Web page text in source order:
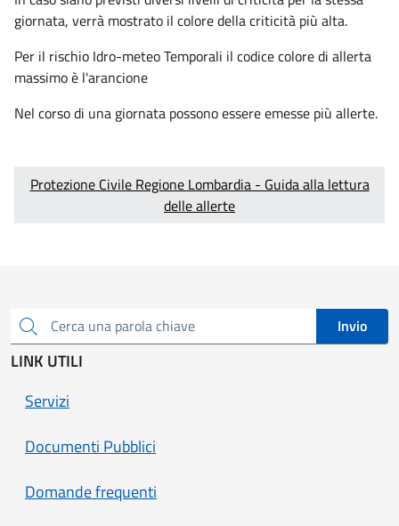
giornata, verrà mostrato il colore della criticità più alta.
Per il rischio Idro-meteo Temporali il codice colore di allerta
massimo è l'arancione
Nel corso di una giornata possono essere emesse più allerte.
Protezione Civile Regione Lombardia - Guida alla lettura
delle allerte
Cerca una parola chiave Invio
LINK UTILI
Servizi
Documenti Pubblici
Domande frequenti